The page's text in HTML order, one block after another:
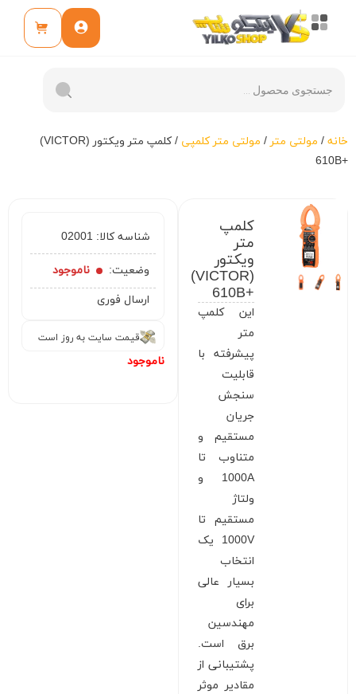
خانه / مولتی متر / مولتی متر کلمپی
/ کلمپ متر ویکتور (VICTOR)
+610B
کلمپ
متر
ویکتور
(VICTOR)
+610B
این کلمپ
متر
پیشرفته با
قابلیت
سنجش
جریان
مستقیم و
متناوب تا
1000A و
ولتاژ
مستقیم تا
1000V یک
انتخاب
بسیار عالی
برای
مهندسین
برق است.
پشتیبانی از
مقادیر موثر
شناسه کالا: 02001
وضعیت:
ناموجود
ارسال فوری
قیمت سایت به روز است
ناموجود